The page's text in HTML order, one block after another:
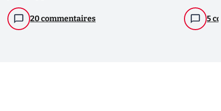
20 commentaires 5